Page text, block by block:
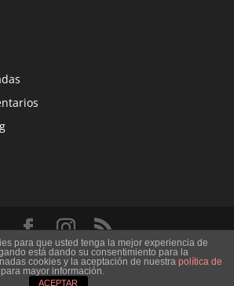
Elegant Themes| Desarrollado por
WordPress
para que usted tenga la mejor experiencia de
está dando su consentimiento para la
cookies y la aceptación de nuestra política de
mayor información.
ACEPTAR